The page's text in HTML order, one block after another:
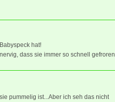
hat!
dass sie immer so schnell gefroren
pummelig ist...Aber ich seh das nicht